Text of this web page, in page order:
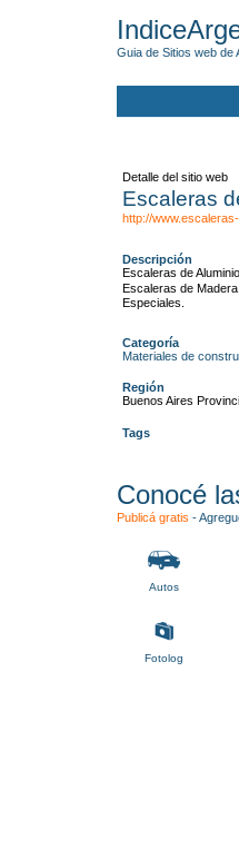
Guia de Sitios web de
Detalle del sitio web
Escaleras
http://
Descripción
Escaleras de
Escaleras de
Especiales.
Categoría
Materiales de
Región
Buenos Aires
Tags
Conocé
Publicá gratis -
Autos
Fotolog